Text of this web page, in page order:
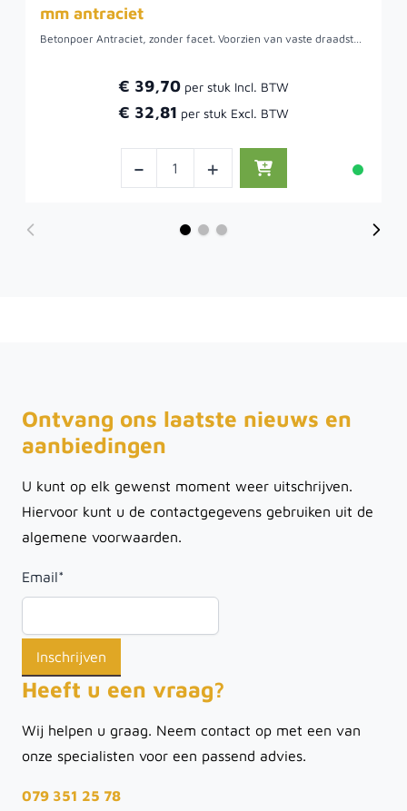
mm antraciet
€ 39,70
€ 32,81
- +
Ontvang ons laatste nieuws en
aanbiedingen
U kunt op elk gewenst moment weer uitschrijven.
Hiervoor kunt u de contactgegevens gebruiken uit de
algemene voorwaarden.
Email*
Heeft u een vraag?
Wij helpen u graag. Neem contact op met een van
onze specialisten voor een passend advies.
079 351 25 78